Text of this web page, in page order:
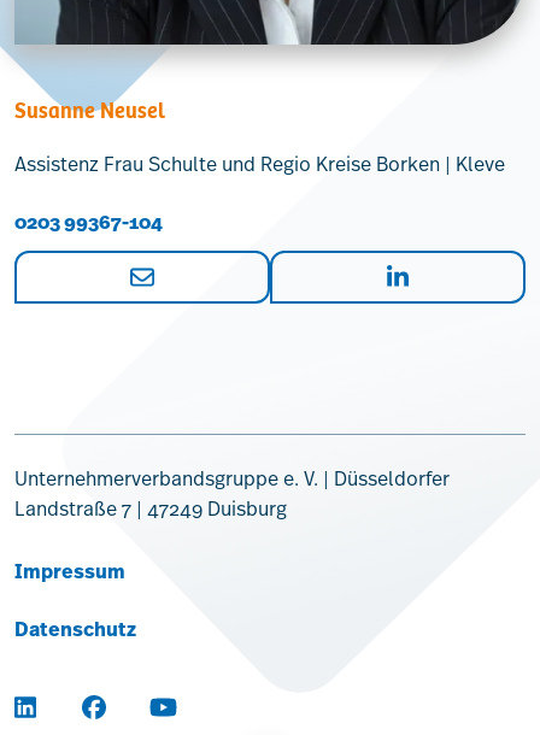
Susanne Neusel
Assistenz Frau Schulte und Regio Kreise Borken | Kleve
0203 99367-104
Unternehmerverbandsgruppe e. V. | Düsseldorfer
Landstraße 7 | 47249 Duisburg
Impressum
Datenschutz